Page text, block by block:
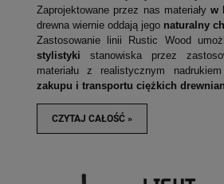
Zaprojektowane przez nas materiaływ
drewna wiernie oddają jego naturalny
Zastosowanie linii Rustic Wood
stylistyki stanowiska przez
materiału z realistycznym nadrukiem
zakupu i transportu ciężkich
CZYTAJ CAŁOŚĆ »